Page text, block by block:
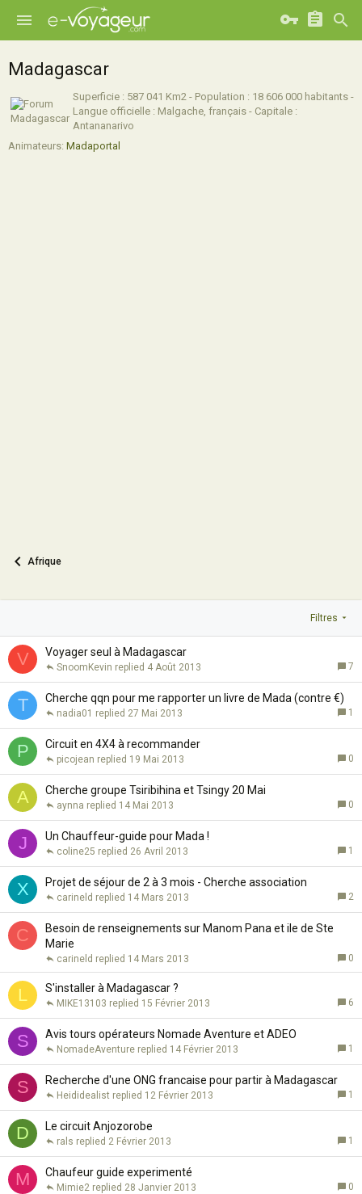
Madagascar
Superficie : 587 041 Km2 - Population : 18 606 000 habitants -
Langue officielle : Malgache, français - Capitale :
Antananarivo
Animateurs: Madaportal
Afrique
Filtres
V Voyager seul à Madagascar
7
4 Août 2013
SnoomKevin
T Cherche qqn pour me rapporter un livre de Mada (contre €)
1
27 Mai 2013
nadia01
P Circuit en 4X4 à recommander
0
19 Mai 2013
picojean
A Cherche groupe Tsiribihina et Tsingy 20 Mai
0
14 Mai 2013
aynna
J Un Chauffeur-guide pour Mada !
1
26 Avril 2013
coline25
X Projet de séjour de 2 à 3 mois - Cherche association
2
14 Mars 2013
carineld
C
Besoin de renseignements sur Manom Pana et ile de Ste
Marie
0
14 Mars 2013
carineld
L S'installer à Madagascar ?
6
15 Février 2013
MIKE13103
S Avis tours opérateurs Nomade Aventure et ADEO
1
14 Février 2013
NomadeAventure
S Recherche d'une ONG francaise pour partir à Madagascar
1
12 Février 2013
Heididealist
D Le circuit Anjozorobe
1
2 Février 2013
rals
M Chaufeur guide experimenté
0
28 Janvier 2013
Mimie2